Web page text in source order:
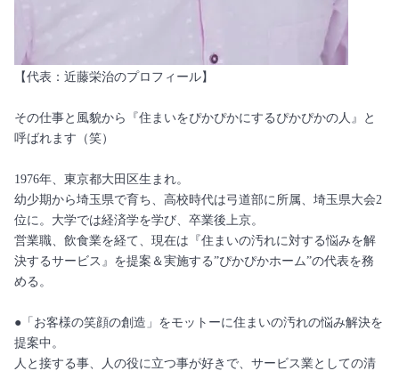
【代表：近藤栄治のプロフィール】
その仕事と風貌から『住まいをぴかぴかにするぴかぴかの人』と
呼ばれます（笑）
1976年、東京都大田区生まれ。
幼少期から埼玉県で育ち、高校時代は弓道部に所属、埼玉県大会2
位に。大学では経済学を学び、卒業後上京。
営業職、飲食業を経て、現在は『住まいの汚れに対する悩みを解
決するサービス』を提案＆実施する”ぴかぴかホーム”の代表を務
める。
●「お客様の笑顔の創造」をモットーに住まいの汚れの悩み解決を
提案中。
人と接する事、人の役に立つ事が好きで、サービス業としての清